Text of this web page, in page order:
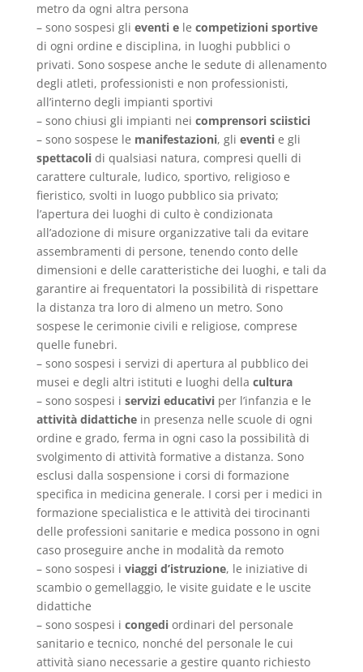
metro da ogni altra persona
– sono sospesi gli eventi e le competizioni sportive
di ogni ordine e disciplina, in luoghi pubblici o
privati. Sono sospese anche le sedute di allenamento
degli atleti, professionisti e non professionisti,
all’interno degli impianti sportivi
– sono chiusi gli impianti nei comprensori sciistici
– sono sospese le manifestazioni, gli eventie gli
spettacolidi qualsiasi natura, compresi quelli di
carattere culturale, ludico, sportivo, religioso e
fieristico, svolti in luogo pubblico sia privato;
l’apertura dei luoghi di culto è condizionata
all’adozione di misure organizzative tali da evitare
assembramenti di persone, tenendo conto delle
dimensioni e delle caratteristiche dei luoghi, e tali da
garantire ai frequentatori la possibilità di rispettare
la distanza tra loro di almeno un metro. Sono
sospese le cerimonie civili e religiose, comprese
quelle funebri.
– sono sospesi i servizi di apertura al pubblico dei
musei e degli altri istituti e luoghi della cultura
– sono sospesi i servizi educativiper l’infanzia e le
attività didattichein presenza nelle scuole di ogni
ordine e grado, ferma in ogni caso la possibilità di
svolgimento di attività formative a distanza. Sono
esclusi dalla sospensione i corsi di formazione
specifica in medicina generale. I corsi per i medici in
formazione specialistica e le attività dei tirocinanti
delle professioni sanitarie e medica possono in ogni
caso proseguire anche in modalità da remoto
– sono sospesi i viaggi d’istruzione, le iniziative di
scambio o gemellaggio, le visite guidate e le uscite
didattiche
– sono sospesi i congediordinari del personale
sanitario e tecnico, nonché del personale le cui
attività siano necessarie a gestire quanto richiesto